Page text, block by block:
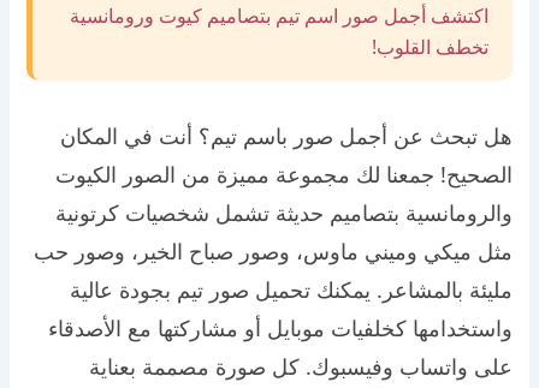
اكتشف أجمل صور اسم تيم بتصاميم كيوت ورومانسية
تخطف القلوب!
هل تبحث عن أجمل صور باسم تيم؟ أنت في المكان
الصحيح! جمعنا لك مجموعة مميزة من الصور الكيوت
والرومانسية بتصاميم حديثة تشمل شخصيات كرتونية
مثل ميكي وميني ماوس، وصور صباح الخير، وصور حب
مليئة بالمشاعر. يمكنك تحميل صور تيم بجودة عالية
واستخدامها كخلفيات موبايل أو مشاركتها مع الأصدقاء
على واتساب وفيسبوك. كل صورة مصممة بعناية